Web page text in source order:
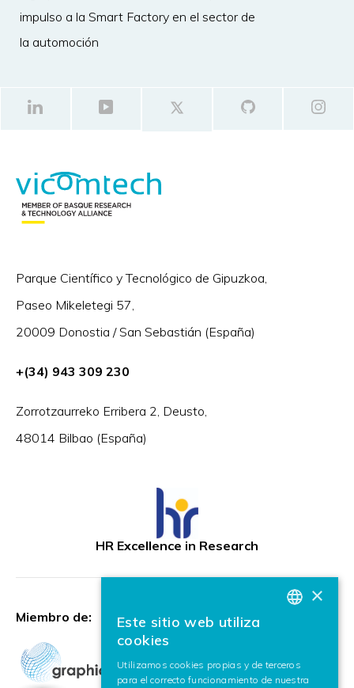
impulso a la Smart Factory en el sector de
la automoción
Parque Científico y Tecnológico de Gipuzkoa,
Paseo Mikeletegi 57,
20009 Donostia / San Sebastián (España)
+(34) 943 309 230
Zorrotzaurreko Erribera 2, Deusto,
48014 Bilbao (España)
HR Excellence in Research
Miembro de:
ENGLISH
×
Este sitio web utiliza
cookies
Utilizamos cookies propias y de terceros
para el correcto funcionamiento de nuestra